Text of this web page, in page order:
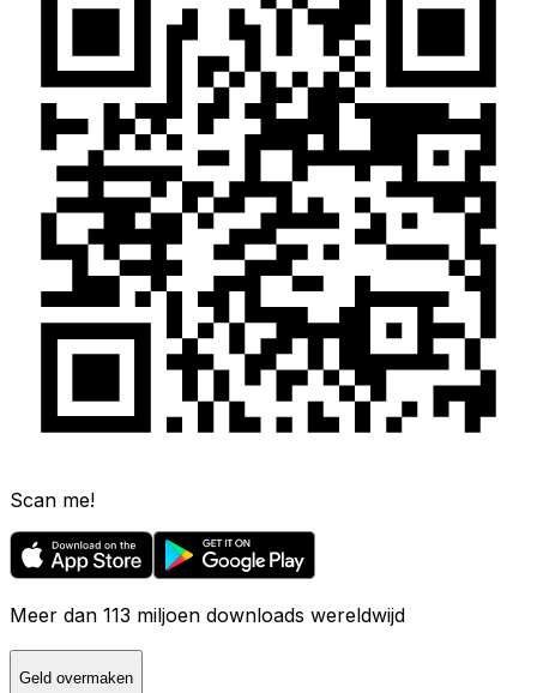
Scan me!
Meer dan 113 miljoen downloads wereldwijd
Geld overmaken